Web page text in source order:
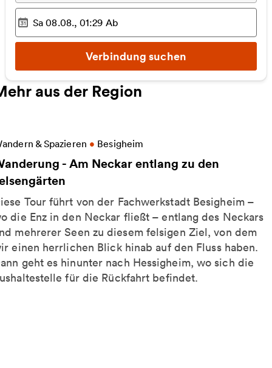
Ausgewählter Zeitpunkt
Sa 08.08., 01:29 Ab
Verbindung suchen
aus der Region
& Spazieren • Besigheim
- Am Neckar entlang zu den
Tour führt von der Fachwerkstadt Besigheim –
die Enz in den Neckar fließt – entlang des Neckars
mehrerer Seen zu diesem felsigen Ziel, von dem
einen herrlichen Blick hinab auf den Fluss haben.
geht es hinunter nach Hessigheim, wo sich die
für die Rückfahrt befindet.
Informationen zu Wanderung - Am Neckar